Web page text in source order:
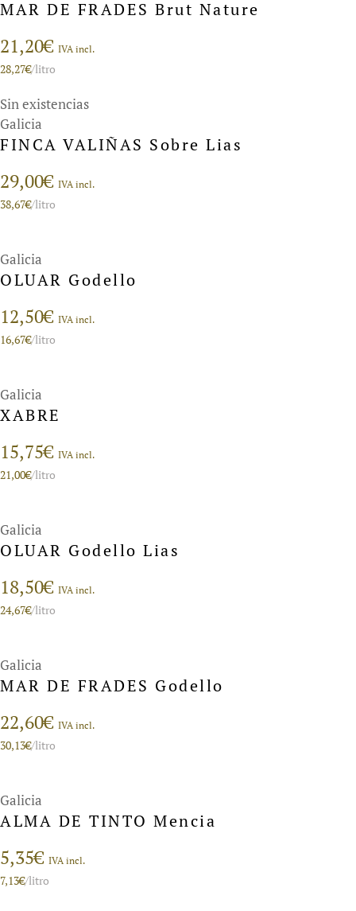
MAR DE FRADES Brut Nature
21,20€ IVA incl.
28,27€/litro
Sin existencias
Galicia
FINCA VALIÑAS Sobre Lias
29,00€ IVA incl.
38,67€/litro
Galicia
OLUAR Godello
12,50€ IVA incl.
16,67€/litro
Galicia
XABRE
15,75€ IVA incl.
21,00€/litro
Galicia
OLUAR Godello Lias
18,50€ IVA incl.
24,67€/litro
Galicia
MAR DE FRADES Godello
22,60€ IVA incl.
30,13€/litro
Galicia
ALMA DE TINTO Mencia
5,35€ IVA incl.
7,13€/litro